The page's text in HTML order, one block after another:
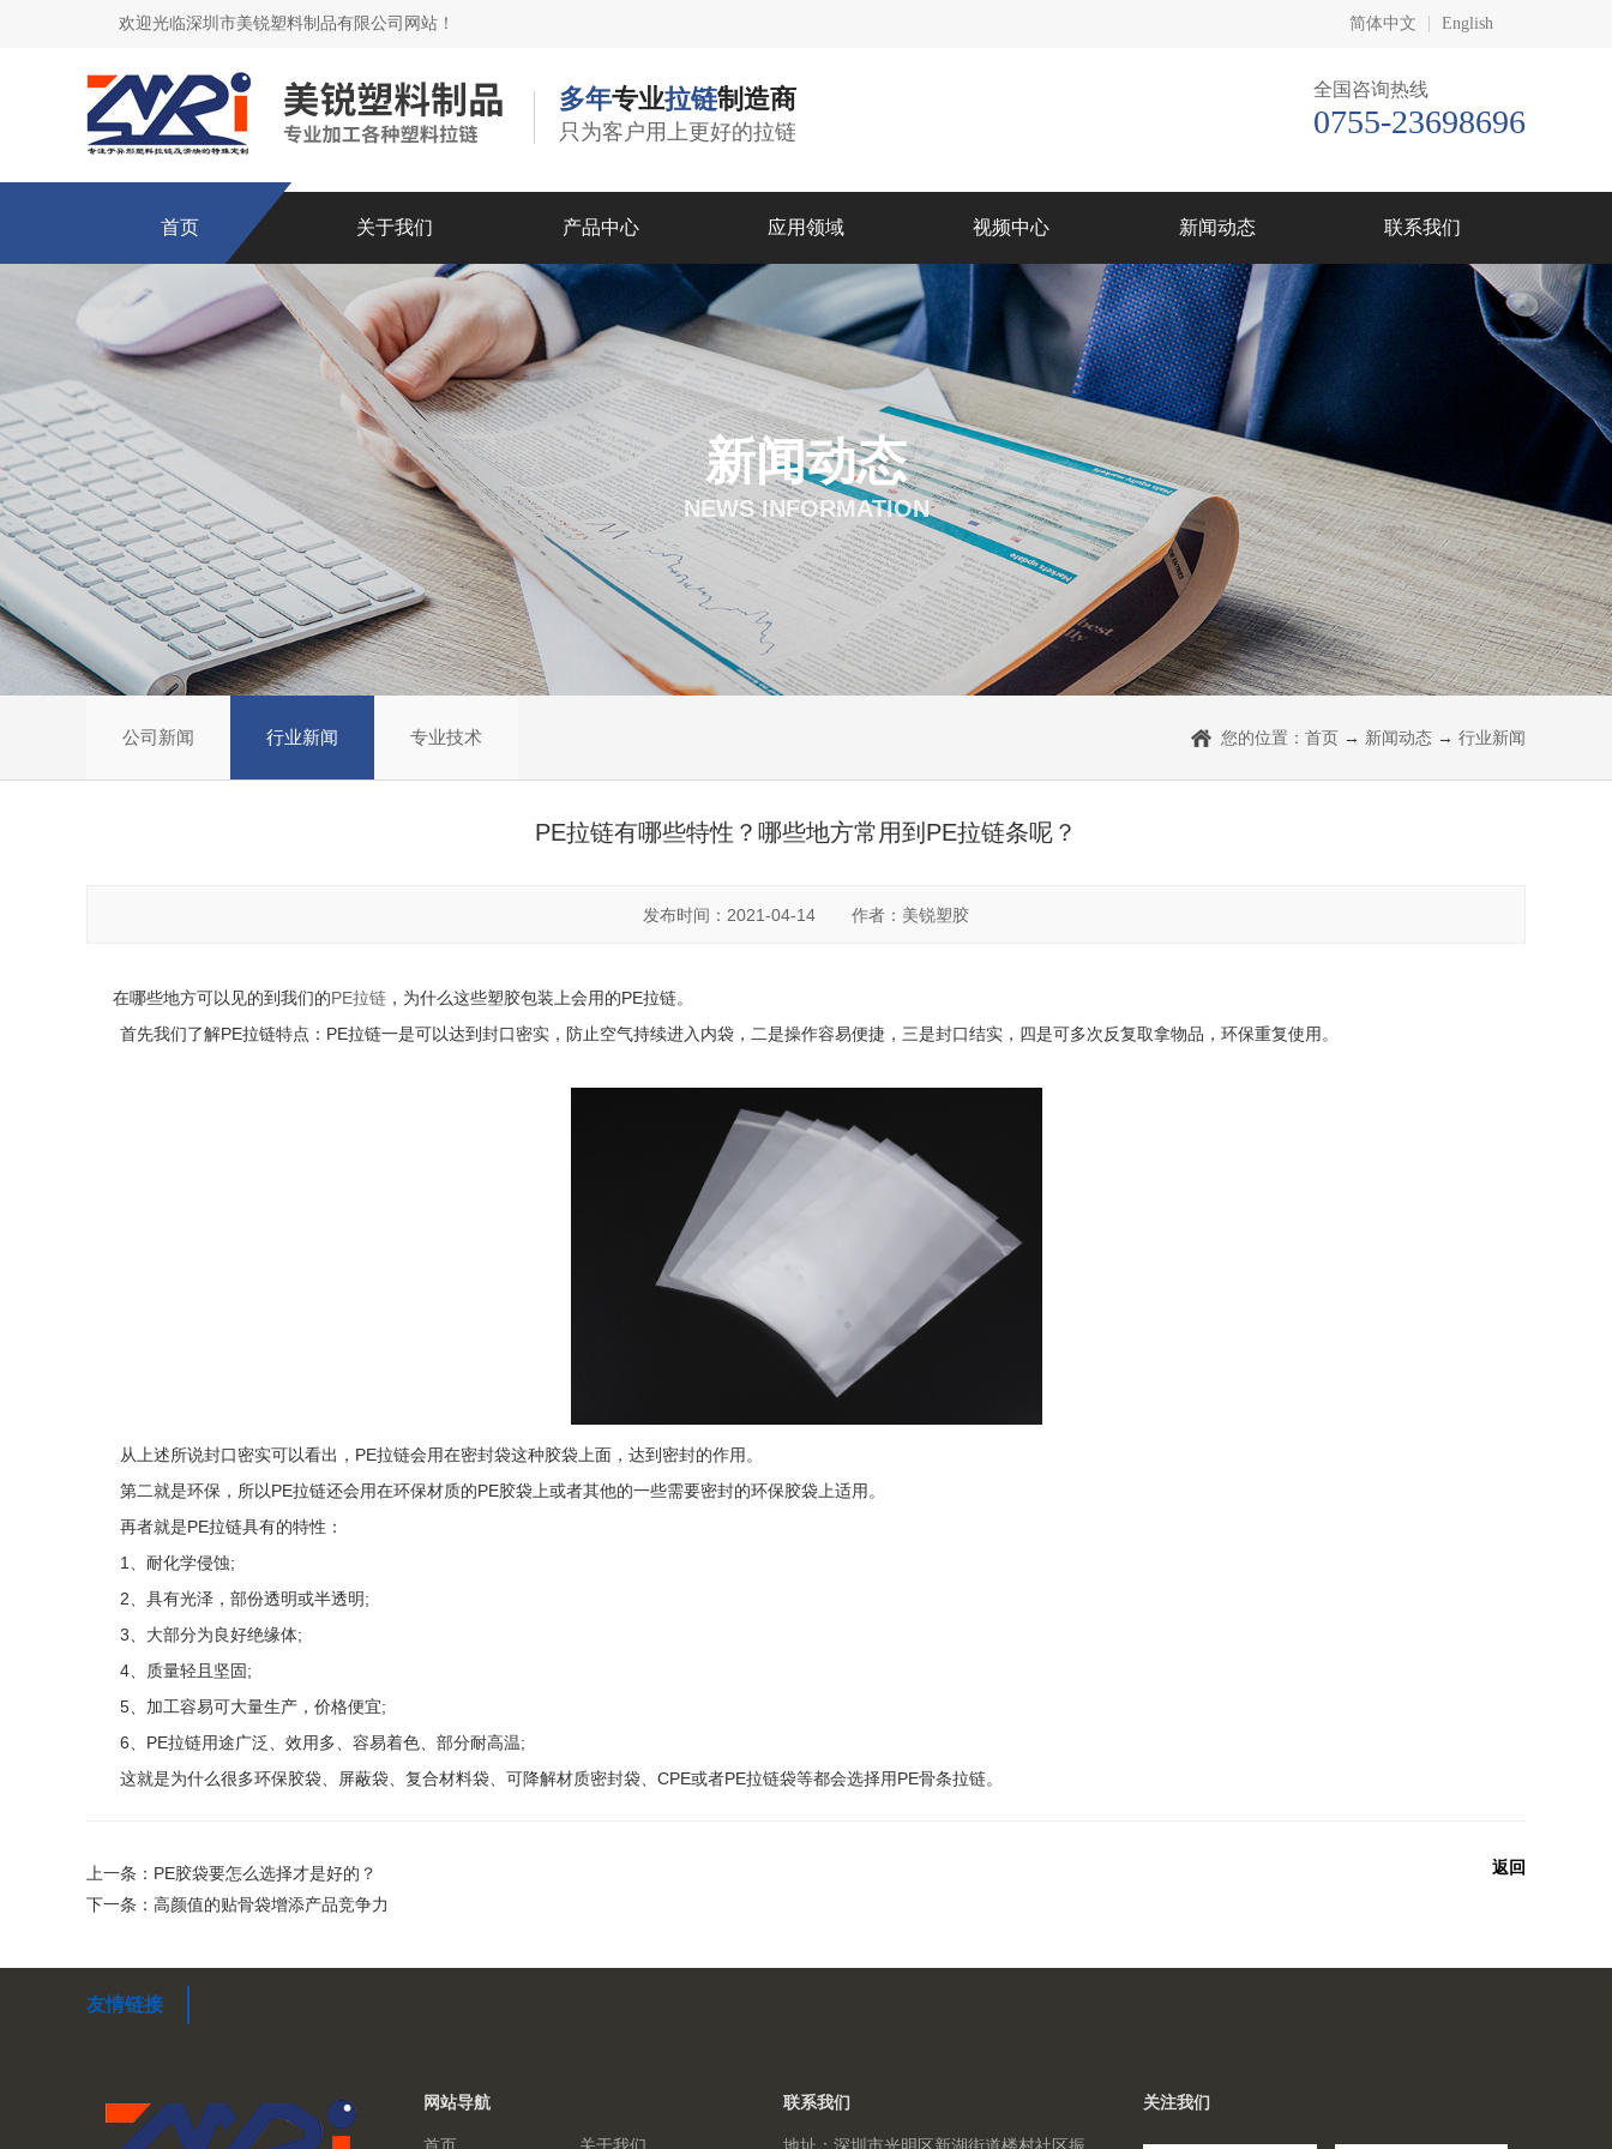
欢迎光临深圳市美锐塑料制品有限公司网站！ 简体中文 English
多年专业拉链制造商
只为客户用上更好的拉链
全国咨询热线
0755-23698696
首页 关于我们 产品中心 应用领域 视频中心 新闻动态 联系我们
新闻动态
NEWS INFORMATION
公司新闻 行业新闻 专业技术 您的位置： 首页 → 新闻动态 → 行业新闻
PE拉链有哪些特性？哪些地方常用到PE拉链条呢？
发布时间：2021-04-14 作者：美锐塑胶
在哪些地方可以见的到我们的PE拉链，为什么这些塑胶包装上会用的PE拉链。
首先我们了解PE拉链特点：PE拉链一是可以达到封口密实，防止空气持续进入内袋，二是操作容易便捷，三是封口结实，四是可多次反复取拿物品，环保重复使用。
从上述所说封口密实可以看出，PE拉链会用在密封袋这种胶袋上面，达到密封的作用。
第二就是环保，所以PE拉链还会用在环保材质的PE胶袋上或者其他的一些需要密封的环保胶袋上适用。
再者就是PE拉链具有的特性：
1、耐化学侵蚀;
2、具有光泽，部份透明或半透明;
3、大部分为良好绝缘体;
4、质量轻且坚固;
5、加工容易可大量生产，价格便宜;
6、PE拉链用途广泛、效用多、容易着色、部分耐高温;
这就是为什么很多环保胶袋、屏蔽袋、复合材料袋、可降解材质密封袋、CPE或者PE拉链袋等都会选择用PE骨条拉链。
返回
上一条：PE胶袋要怎么选择才是好的？
下一条：高颜值的贴骨袋增添产品竞争力
友情链接
网站导航 联系我们 关注我们